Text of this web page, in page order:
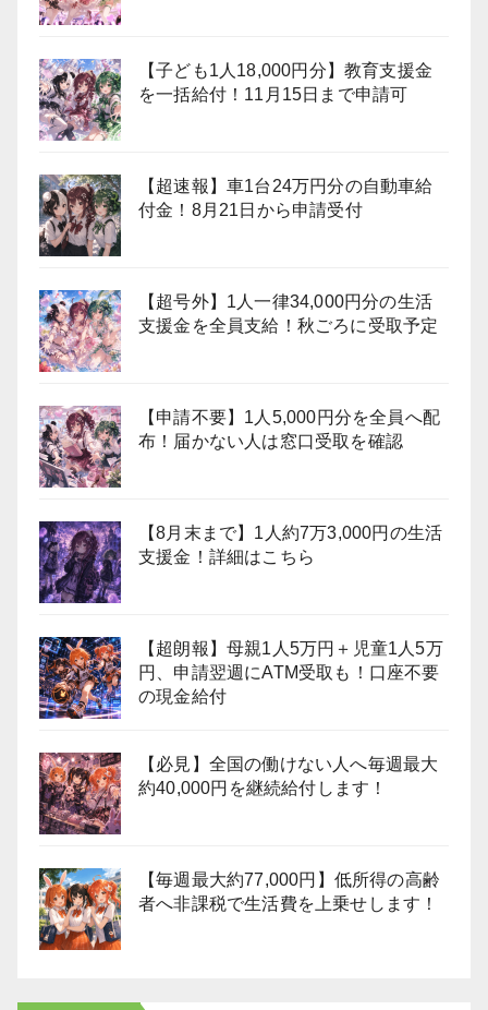
【子ども1人18,000円分】教育支援金
を一括給付！11月15日まで申請可
【超速報】車1台24万円分の自動車給
付金！8月21日から申請受付
【超号外】1人一律34,000円分の生活
支援金を全員支給！秋ごろに受取予定
【申請不要】1人5,000円分を全員へ配
布！届かない人は窓口受取を確認
【8月末まで】1人約7万3,000円の生活
支援金！詳細はこちら
【超朗報】母親1人5万円＋児童1人5万
円、申請翌週にATM受取も！口座不要
の現金給付
【必見】全国の働けない人へ毎週最大
約40,000円を継続給付します！
【毎週最大約77,000円】低所得の高齢
者へ非課税で生活費を上乗せします！